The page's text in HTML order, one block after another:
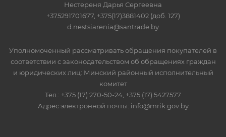
Нестереня Дарья Сергеевна
+375291701677, +375(17)3881402 (доб. 127)
d.nestsiarenia@santrade.by
Уполномоченный рассматривать обращения покупателей в
соответствии с законодательством об обращениях граждан
и юридических лиц: Минский районный исполнительный
комитет
Тел.: +375 (17) 270-50-24, +375 (17) 5427577
Адрес электронной почты: info@mrik.gov.by